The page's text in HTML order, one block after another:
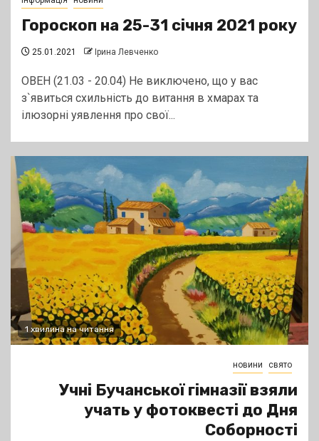
Гороскоп на 25-31 січня 2021 року
25.01.2021 Ірина Левченко
ОВЕН (21.03 - 20.04) Не виключено, що у вас
з`явиться схильність до витання в хмарах та
ілюзорні уявлення про свої...
1 хвилина на читання
новини свято
Учні Бучанської гімназії взяли
учать у фотоквесті до Дня
Соборності